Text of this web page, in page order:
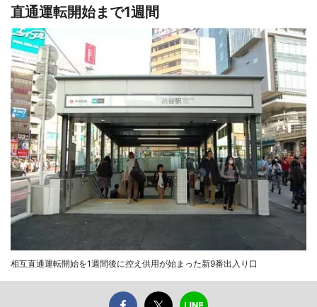
直通運転開始まで1週間
相互直通運転開始を1週間後に控え供用が始まった新9番出入り口